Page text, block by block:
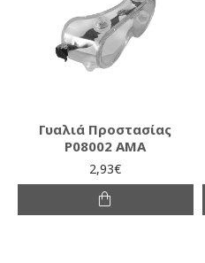
Γυαλιά Προστασίας
P08002 ΑΜΑ
2,93€